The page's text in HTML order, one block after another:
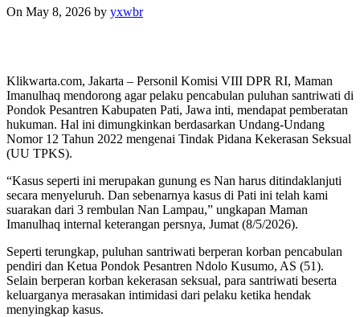
On May 8, 2026 by yxwbr
Klikwarta.com, Jakarta – Personil Komisi VIII DPR RI, Maman
Imanulhaq mendorong agar pelaku pencabulan puluhan santriwati di
Pondok Pesantren Kabupaten Pati, Jawa inti, mendapat pemberatan
hukuman. Hal ini dimungkinkan berdasarkan Undang-Undang
Nomor 12 Tahun 2022 mengenai Tindak Pidana Kekerasan Seksual
(UU TPKS).
“Kasus seperti ini merupakan gunung es Nan harus ditindaklanjuti
secara menyeluruh. Dan sebenarnya kasus di Pati ini telah kami
suarakan dari 3 rembulan Nan Lampau,” ungkapan Maman
Imanulhaq internal keterangan persnya, Jumat (8/5/2026).
Seperti terungkap, puluhan santriwati berperan korban pencabulan
pendiri dan Ketua Pondok Pesantren Ndolo Kusumo, AS (51).
Selain berperan korban kekerasan seksual, para santriwati beserta
keluarganya merasakan intimidasi dari pelaku ketika hendak
menyingkap kasus.